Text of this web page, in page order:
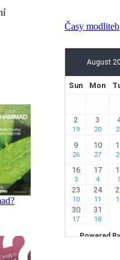
Časy modliteb